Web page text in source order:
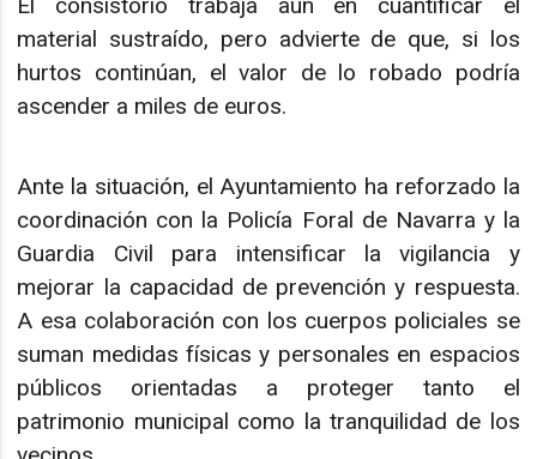
El consistorio trabaja aún en cuantificar el
material sustraído, pero advierte de que, si los
hurtos continúan, el valor de lo robado podría
ascender a miles de euros.
Ante la situación, el Ayuntamiento ha reforzado la
coordinación con la Policía Foral de Navarra y la
Guardia Civil para intensificar la vigilancia y
mejorar la capacidad de prevención y respuesta.
A esa colaboración con los cuerpos policiales se
suman medidas físicas y personales en espacios
públicos orientadas a proteger tanto el
patrimonio municipal como la tranquilidad de los